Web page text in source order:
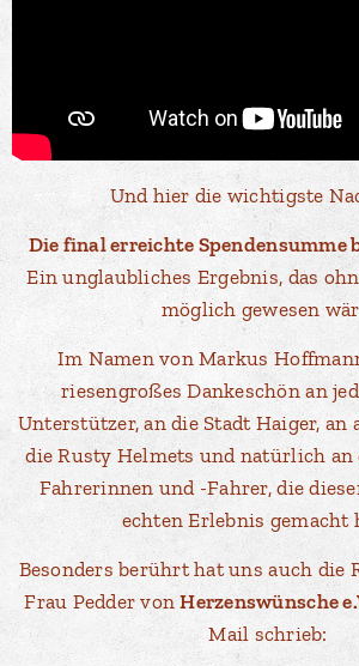
Und hier die wichtigste
Die final erreichte Spendensumme
Ein unglaubliches Ergebnis, das
möglich gewesen
Im Namen von Markus
riesengroßes Dankeschön an
Unterstützer, an die Stadt Haiger, an
die Rusty Helmets und natürlich an
Fahrerinnen und -Fahrer, die
echten Erlebnis gemacht
Besonders berührt hat uns auch die
Frau Pedder vonHerzenswünsche
Mail schrieb: